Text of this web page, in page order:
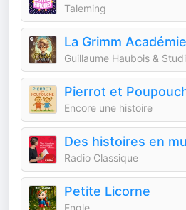
Taleming
Guillaume Haubois &
Pierrot et
Encore une histoire
Radio Classique
Petite Licorne
Engle